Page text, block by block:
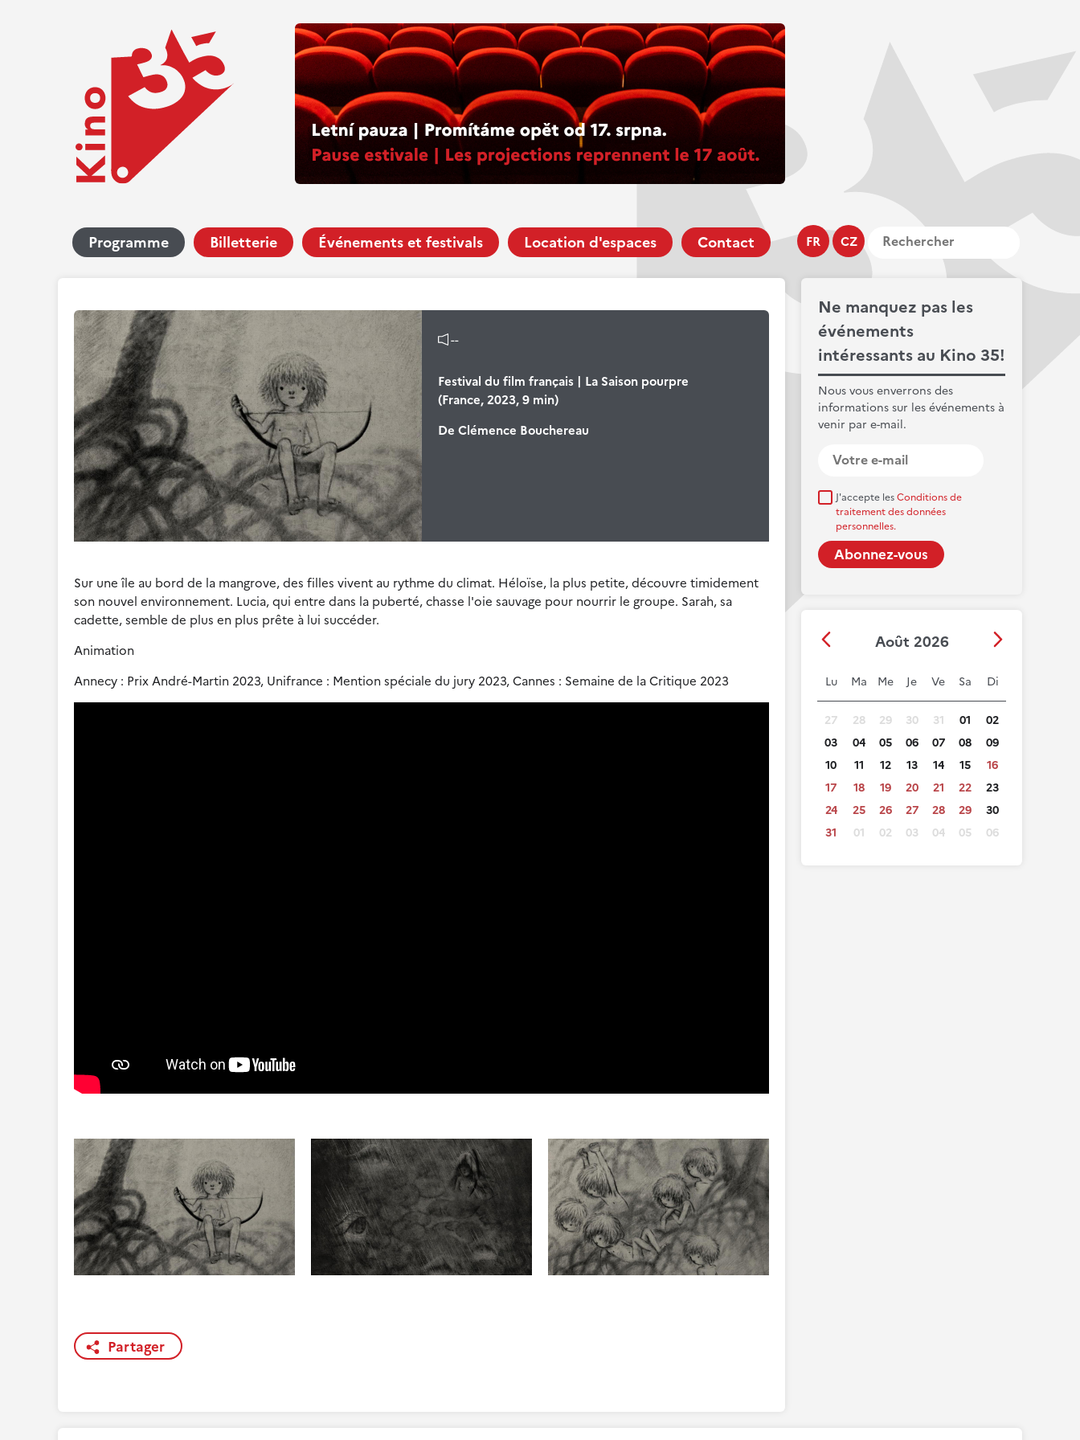
FR CZ
Programme Billetterie Événements et festivals Location d'espaces Contact
Ne manquez pas les
événements
intéressants au Kino 35!
Nous vous enverrons des
informations sur les événements à
venir par e-mail.
J'accepte lesConditions de
traitement des données
personnelles.
Août 2026
Lu Ma Me Je Ve Sa Di
27 28 29 30 31 01
02
03
04 05 06 07 08
09
10
11 12 13 14 15
16
17
18 19 20 21 22
23
24
25 26 27 28 29
30
31
01 02 03 04 05 06
--
Festival du film français | La Saison pourpre
(France, 2023, 9 min)
De Clémence Bouchereau
Sur une île au bord de la mangrove, des filles vivent au rythme du climat. Héloïse, la plus petite, découvre timidement
son nouvel environnement. Lucia, qui entre dans la puberté, chasse l'oie sauvage pour nourrir le groupe. Sarah, sa
cadette, semble de plus en plus prête à lui succéder.
Animation
Annecy : Prix André-Martin 2023, Unifrance : Mention spéciale du jury 2023, Cannes : Semaine de la Critique 2023
Partager